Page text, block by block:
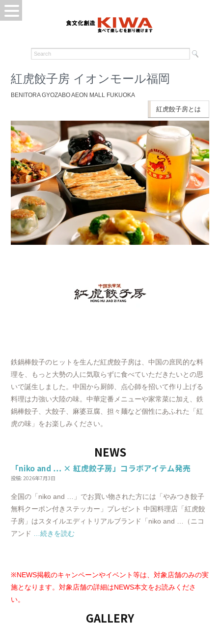
紅虎餃子房 イオンモール福岡
BENITORA GYOZABO AEON MALL FUKUOKA
紅虎餃子房とは
鉄鍋棒餃子のヒットを生んだ紅虎餃子房は、中国の庶民的な料
理を、もっと大勢の人に気取らずに食べていただきたいとの思
いで誕生しました。中国から厨師、点心師を招いて作り上げる
料理は力強い大陸の味。中華定番メニューや家常菜に加え、鉄
鍋棒餃子、大餃子、麻婆豆腐、担々麺など個性にあふれた「紅
虎の味」をお楽しみください。
NEWS
「niko and … × 紅虎餃子房」コラボアイテム発売
投稿: 2026年7月3日
全国の「niko and …」でお買い物された方には「やみつき餃子
無料クーポン付きステッカー」プレゼント 中国料理店「紅虎餃
子房」はスタイルエディトリアルブランド「niko and …（ニコ
アンド
…続きを読む
※NEWS掲載のキャンペーンやイベント等は、対象店舗のみの実
施となります。対象店舗の詳細はNEWS本文をお読みくださ
い。
GALLERY